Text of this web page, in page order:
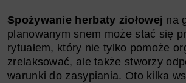
Spożywanie herbaty ziołowej na
planowanym snem może stać się
rytuałem, który nie tylko pomoże
zrelaksować, ale także stworzy
warunki do zasypiania. Oto kilka